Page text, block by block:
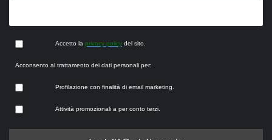
Accetto la privacy policy del sito.
Acconsento al trattamento dei dati personali per:
Profilazione con finalità di email marketing.
Attività promozionali a per conto terzi.